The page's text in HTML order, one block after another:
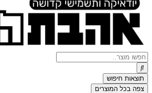
Search
...
תוצאות חיפוש
צפה בכל המוצרים